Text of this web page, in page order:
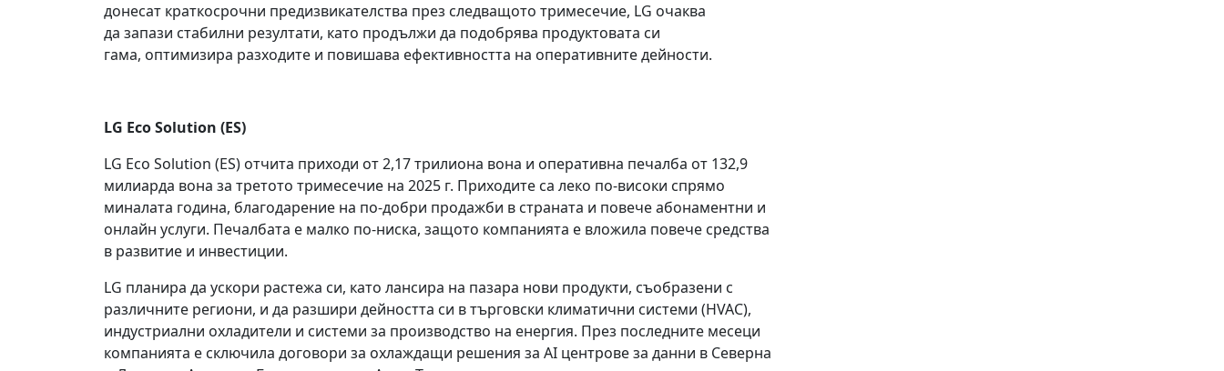
донесат краткосрочни предизвикателства през следващото тримесечие, LG очаква
да запази стабилни резултати, като продължи да подобрява продуктовата си
гама, оптимизира разходите и повишава ефективността на оперативните дейности.
LG Eco Solution (ES)
LG Eco Solution (ES) отчита приходи от 2,17 трилиона вона и оперативна печалба от 132,9
милиарда вона за третото тримесечие на 2025 г. Приходите са леко по-високи спрямо
миналата година, благодарение на по-добри продажби в страната и повече абонаментни и
онлайн услуги. Печалбата е малко по-ниска, защото компанията е вложила повече средства
в развитие и инвестиции.
LG планира да ускори растежа си, като лансира на пазара нови продукти, съобразени с
различните региони, и да разшири дейността си в търговски климатични системи (HVAC),
индустриални охладители и системи за производство на енергия. През последните месеци
компанията е сключила договори за охлаждащи решения за AI центрове за данни в Северна